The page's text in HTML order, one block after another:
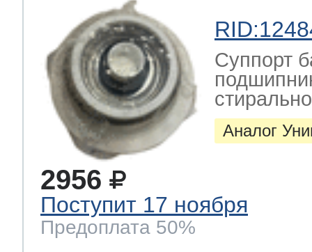
Суппорт
Аналог
2956
Поступит 17 ноября
Предоплата 50%